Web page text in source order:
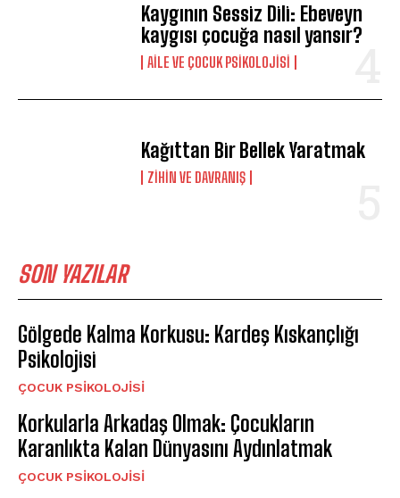
ABONE OL
Gizlilik politikasınıokudum, onaylıyorum.
Kaygının Sessiz Dili: Ebeveyn
kaygısı çocuğa nasıl yansır?
AILE VE ÇOCUK PSIKOLOJISI
Kağıttan Bir Bellek Yaratmak
⁠ZIHIN VE DAVRANIŞ
SON YAZILAR
Gölgede Kalma Korkusu: Kardeş Kıskançlığı
Psikolojisi
ÇOCUK PSIKOLOJISI
Korkularla Arkadaş Olmak: Çocukların
Karanlıkta Kalan Dünyasını Aydınlatmak
ÇOCUK PSIKOLOJISI